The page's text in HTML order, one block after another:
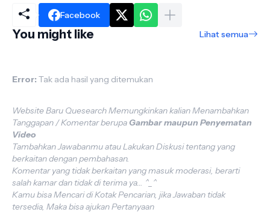
Facebook
You might like Lihat semua
Error: Tak ada hasil yang ditemukan
Website Baru Quesearch Memungkinkan kalian Menambahkan
Tanggapan / Komentar berupa Gambar maupun Penyematan
Video
Tambahkan Jawabanmu atau Lakukan Diskusi tentang yang
berkaitan dengan pembahasan.
Komentar yang tidak berkaitan yang masuk moderasi, berarti
salah kamar dan tidak di terima ya... ^_^
Kamu bisa Mencari di Kotak Pencarian, jika Jawaban tidak
tersedia, Maka bisa ajukan Pertanyaan